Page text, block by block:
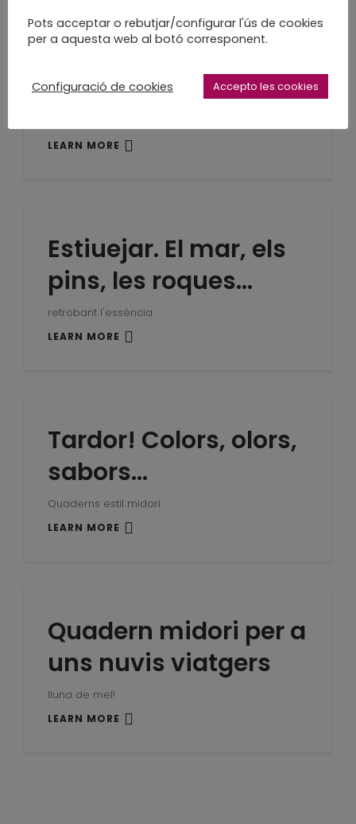
fulls i fulles de tardor
LEARN MORE
Estiuejar. El mar, els
pins, les roques…
retrobant l'essència
LEARN MORE
Tardor! Colors, olors,
sabors…
Quaderns estil midori
LEARN MORE
Quadern midori per a
uns nuvis viatgers
lluna de mel!
LEARN MORE
Pots acceptar o rebutjar/configurar l'ús de cookies
per a aquesta web al botó corresponent.
Configuració de cookies Accepto les cookies